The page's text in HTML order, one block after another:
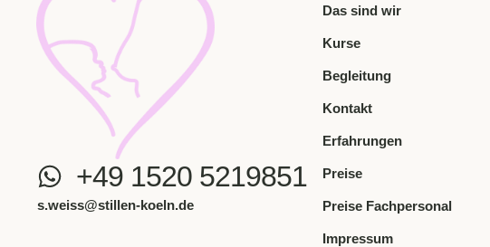
+49 1520 5219851
s.weiss@stillen-koeln.de
Das sind wir
Kurse
Begleitung
Kontakt
Erfahrungen
Preise
Preise Fachpersonal
Impressum